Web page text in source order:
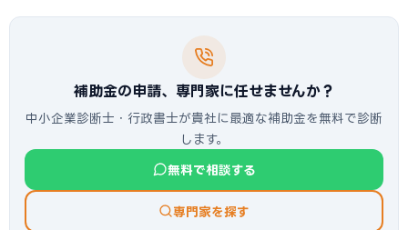
補助金の申請、専門家に任せませんか？
中小企業診断士・行政書士が貴社に最適な補助金を無料で診断
します。
無料で相談する
専門家を探す